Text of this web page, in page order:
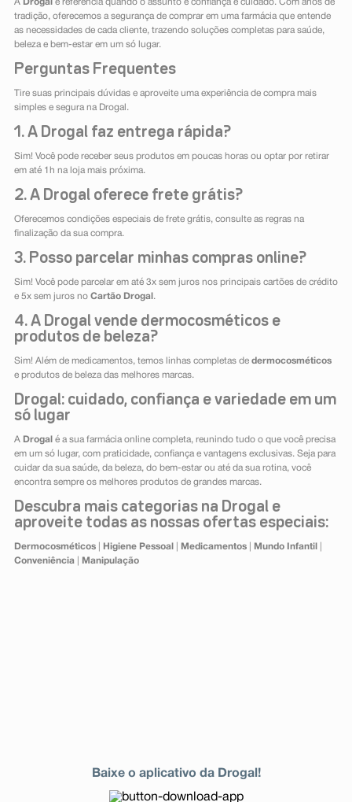
tradição, oferecemos a segurança de comprar em uma farmácia que entende
as necessidades de cada cliente, trazendo soluções completas para saúde,
beleza e bem-estar em um só lugar.
Perguntas Frequentes
Tire suas principais dúvidas e aproveite uma experiência de compra mais
simples e segura na Drogal.
1. A Drogal faz entrega rápida?
Sim! Você pode receber seus produtos em poucas horas ou optar por retirar
em até 1h na loja mais próxima.
2. A Drogal oferece frete grátis?
Oferecemos condições especiais de frete grátis, consulte as regras na
finalização da sua compra.
3. Posso parcelar minhas compras online?
Sim! Você pode parcelar em até 3x sem juros nos principais cartões de crédito
e 5x sem juros no Cartão Drogal .
4. A Drogal vende dermocosméticos e
produtos de beleza?
Sim! Além de medicamentos, temos linhas completas de dermocosméticos
e produtos de beleza das melhores marcas.
Drogal: cuidado, confiança e variedade em um
só lugar
A Drogal é a sua farmácia online completa, reunindo tudo o que você precisa
em um só lugar, com praticidade, confiança e vantagens exclusivas. Seja para
cuidar da sua saúde, da beleza, do bem-estar ou até da sua rotina, você
encontra sempre os melhores produtos de grandes marcas.
Descubra mais categorias na Drogal e
aproveite todas as nossas ofertas especiais:
Dermocosméticos| Higiene Pessoal Medicamentos| Mundo Infantil
Conveniência| Manipulação
Baixe o aplicativo da Drogal!